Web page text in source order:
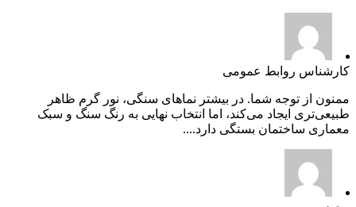
کارشناس روابط عمومی
ممنون از توجه شما. در بیشتر نماهای سنگی، نور گرم ظاهر
طبیعی‌تری ایجاد می‌کند، اما انتخاب نهایی به رنگ سنگ و سبک
معماری ساختمان بستگی دارد....